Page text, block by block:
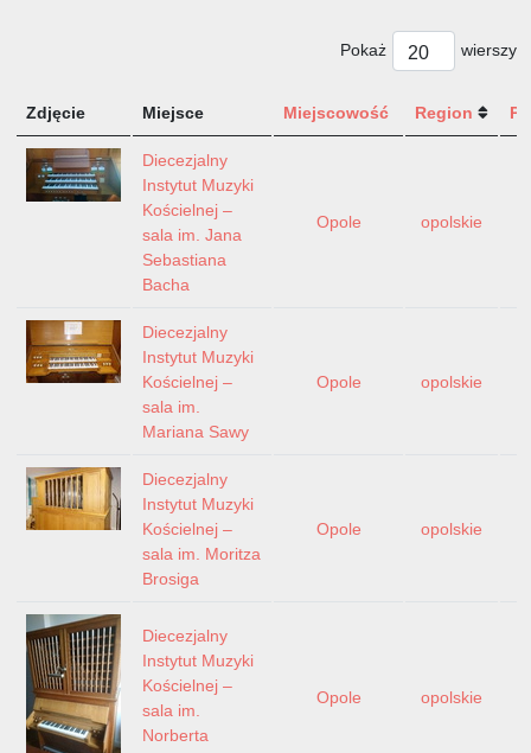
Pokaż wierszy
Zdjęcie Miejsce Miejscowość Region
Diecezjalny
Instytut Muzyki
Kościelnej –
sala im. Jana
Sebastiana
Bacha
Opole opolskie
Diecezjalny
Instytut Muzyki
Kościelnej –
sala im.
Mariana Sawy
Opole opolskie
Diecezjalny
Instytut Muzyki
Kościelnej –
sala im. Moritza
Brosiga
Opole opolskie
Diecezjalny
Instytut Muzyki
Kościelnej –
sala im.
Norberta
Opole opolskie